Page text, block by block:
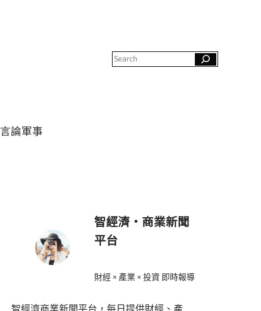
c
言論軍事
智經濟・商業新聞
平台
財經 × 產業 × 投資 即時報導